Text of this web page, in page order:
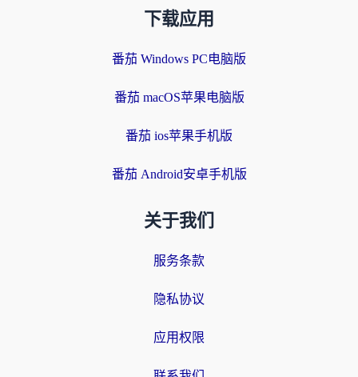
下载应用
番茄 Windows PC电脑版
番茄 macOS苹果电脑版
番茄 ios苹果手机版
番茄 Android安卓手机版
关于我们
服务条款
隐私协议
应用权限